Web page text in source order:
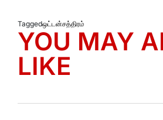
Taggedஒட்டன்சத்திரம்
YOU MAY
LIKE